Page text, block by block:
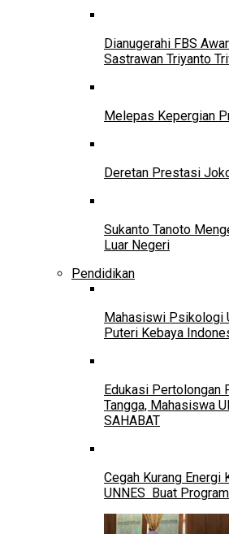
Dianugerahi FBS
Sastrawan Triyanto
Melepas Kepergian
Deretan Prestasi
Sukanto Tanoto
Luar Negeri
Pendidikan
Mahasiswi Psikologi
Puteri Kebaya
Edukasi Pertolongan
Tangga, Mahasiswa
SAHABAT
Cegah Kurang Energi
UNNES Buat